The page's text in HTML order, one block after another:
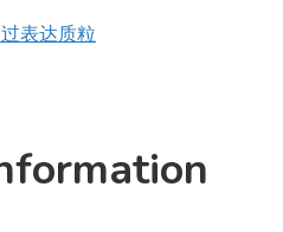
表达质粒